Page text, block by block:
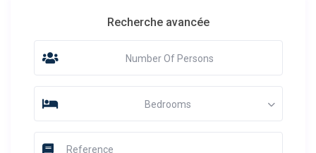
Recherche avancée
Number Of Persons
Bedrooms